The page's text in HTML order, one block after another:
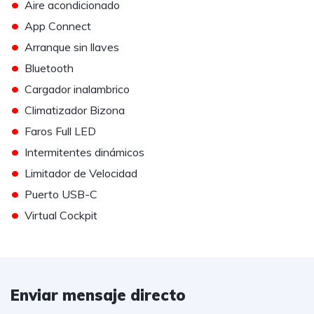
Aire acondicionado
• App Connect
• Arranque sin llaves
• Bluetooth
• Cargador inalambrico
• Climatizador Bizona
• Faros Full LED
• Intermitentes dinámicos
• Limitador de Velocidad
• Puerto USB-C
• Virtual Cockpit
Enviar mensaje directo